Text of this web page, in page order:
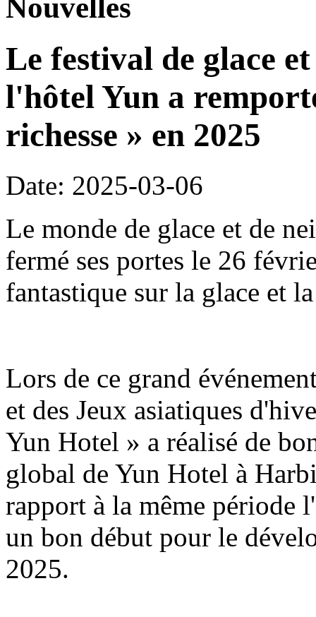
Nouvelles
Le festival de glace
l'hôtel Yun a
richesse » en 2025
Date: 2025-03-06
Le monde de glace et de
fermé ses portes le 26
fantastique sur la glace et
Lors de ce grand
et des Jeux asiatiques
Yun Hotel » a réalisé de
global de Yun Hotel à
rapport à la même période
un bon début pour le
2025.